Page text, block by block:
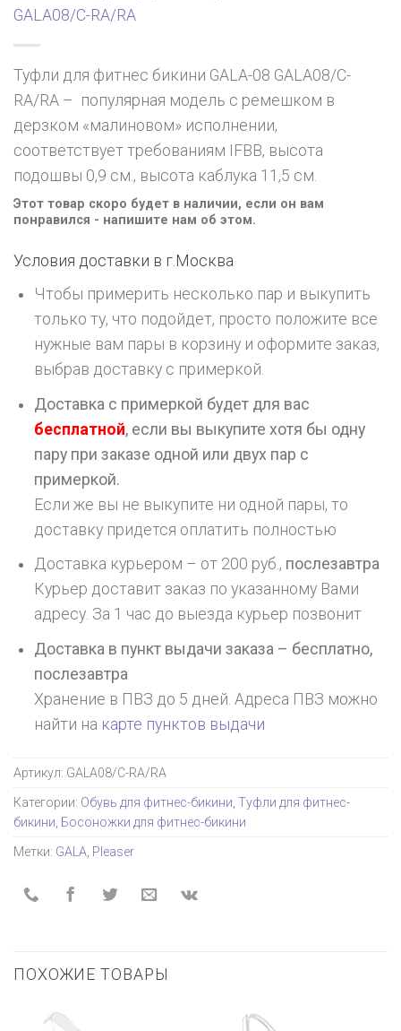
GALA08/C-RA/RA
Туфли для фитнес бикини GALA-08 GALA08/C-
RA/RA – популярная модель с ремешком в
дерзком «малиновом» исполнении,
соответствует требованиям IFBB, высота
подошвы 0,9 см., высота каблука 11,5 см.
Этот товар скоро будет в наличии, если он вам
понравился - напишите нам об этом.
Условия доставки в г. Москва
Чтобы примерить несколько пар и выкупить
только ту, что подойдет, просто положите все
нужные вам пары в корзину и оформите заказ,
выбрав доставку с примеркой.
Доставка с примеркой будет для вас
бесплатной, если вы выкупите хотя бы одну
пару при заказе одной или двух пар с
примеркой.
Если же вы не выкупите ни одной пары, то
доставку придется оплатить полностью
Доставка курьером – от 200 руб., послезавтра
Курьер доставит заказ по указанному Вами
адресу. За 1 час до выезда курьер позвонит
Доставка в пункт выдачи заказа – бесплатно,
послезавтра
Хранение в ПВЗ до 5 дней. Адреса ПВЗ можно
найти на карте пунктов выдачи
Артикул: GALA08/C-RA/RA
Категории: Обувь для фитнес-бикини Туфли для фитнес-
бикини Босоножки для фитнес-бикини
Метки: GALA Pleaser
ПОХОЖИЕ ТОВАРЫ